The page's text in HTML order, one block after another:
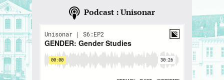
Podcast : Unisonar